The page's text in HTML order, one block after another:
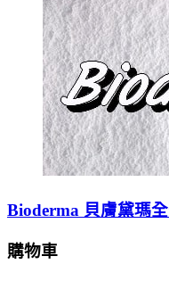
Bioderma 貝膚黛瑪
購物車